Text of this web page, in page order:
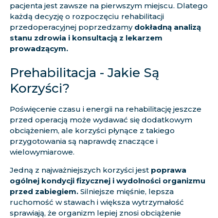
pacjenta jest zawsze na pierwszym miejscu. Dlatego
każdą decyzję o rozpoczęciu rehabilitacji
przedoperacyjnej poprzedzamy dokładną analizą
stanu zdrowia i konsultacją z lekarzem
prowadzącym.
Prehabilitacja - Jakie Są
Korzyści?
Poświęcenie czasu i energii na rehabilitację jeszcze
przed operacją może wydawać się dodatkowym
obciążeniem, ale korzyści płynące z takiego
przygotowania są naprawdę znaczące i
wielowymiarowe.
Jedną z najważniejszych korzyści jest poprawa
ogólnej kondycji fizycznej i wydolności organizmu
przed zabiegiem. Silniejsze mięśnie, lepsza
ruchomość w stawach i większa wytrzymałość
sprawiają, że organizm lepiej znosi obciążenie